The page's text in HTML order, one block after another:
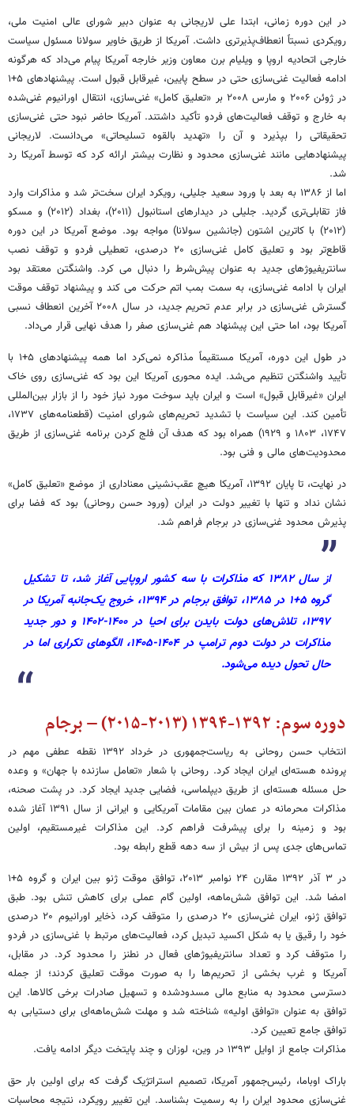
در این دوره زمانی، ابتدا علی لاریجانی به عنوان دبیر شورای عالی امنیت ملی،
رویکردی نسبتاً انعطاف‌پذیرتری داشت. آمریکا از طریق خاویر سولانا مسئول سیاست
خارجی اتحادیه اروپا و ویلیام برن معاون وزیر خارجه آمریکا پیام می‌داد که هرگونه
ادامه فعالیت غنی‌سازی حتی در سطح پایین، غیرقابل قبول است. پیشنهادهای ۵+۱
در ژوئن ۲۰۰۶ و مارس ۲۰۰۸ بر «تعلیق کامل» غنی‌سازی، انتقال اورانیوم غنی‌شده
به خارج و توقف فعالیت‌های فردو تأکید داشتند. آمریکا حاضر نبود حتی غنی‌سازی
تحقیقاتی را بپذیرد و آن را «تهدید بالقوه تسلیحاتی» می‌دانست. لاریجانی
پیشنهادهایی مانند غنی‌سازی محدود و نظارت بیشتر ارائه کرد که توسط آمریکا رد
شد.
اما از ۱۳۸۶ به بعد با ورود سعید جلیلی، رویکرد ایران سخت‌تر شد و مذاکرات وارد
فاز تقابلی‌تری گردید. جلیلی در دیدارهای استانبول (۲۰۱۱)، بغداد (۲۰۱۲) و مسکو
(۲۰۱۲) با کاترین اشتون (جانشین سولانا) مواجه بود. موضع آمریکا در این دوره
قاطع‌تر بود و تعلیق کامل غنی‌سازی ۲۰ درصدی، تعطیلی فردو و توقف نصب
سانتریفیوژهای جدید به عنوان پیش‌شرط را دنبال می کرد. واشنگتن معتقد بود
ایران با ادامه غنی‌سازی، به سمت بمب اتم حرکت می کند و پیشنهاد توقف موقت
گسترش غنی‌سازی در برابر عدم تحریم جدید، در سال ۲۰۰۸ آخرین انعطاف نسبی
آمریکا بود، اما حتی این پیشنهاد هم غنی‌سازی صفر را هدف نهایی قرار می‌داد.
در طول این دوره، آمریکا مستقیماً مذاکره نمی‌کرد اما همه پیشنهادهای ۵+۱ با
تأیید واشنگتن تنظیم می‌شد. ایده محوری آمریکا این بود که غنی‌سازی روی خاک
ایران «غیرقابل قبول» است و ایران باید سوخت مورد نیاز خود را از بازار بین‌المللی
تأمین کند. این سیاست با تشدید تحریم‌های شورای امنیت (قطعنامه‌های ۱۷۳۷،
۱۷۴۷، ۱۸۰۳ و ۱۹۲۹) همراه بود که هدف آن فلج کردن برنامه غنی‌سازی از طریق
محدودیت‌های مالی و فنی بود.
در نهایت، تا پایان ۱۳۹۲، آمریکا هیچ عقب‌نشینی معناداری از موضع «تعلیق کامل»
نشان نداد و تنها با تغییر دولت در ایران (ورود حسن روحانی) بود که فضا برای
پذیرش محدود غنی‌سازی در برجام فراهم شد.
از سال ۱۳۸۲ که مذاکرات با سه کشور اروپایی آغاز شد، تا تشکیل
گروه ۵+۱ در ۱۳۸۵، توافق برجام در ۱۳۹۴، خروج یک‌جانبه آمریکا در
۱۳۹۷، تلاش‌های دولت بایدن برای احیا در ۱۴۰۰-۱۴۰۲ و دور جدید
مذاکرات در دولت دوم ترامپ در ۱۴۰۴-۱۴۰۵، الگوهای تکراری اما در
حال تحول دیده می‌شود.
دوره سوم: ۱۳۹۲-۱۳۹۴ (۲۰۱۳-۲۰۱۵) – برجام
انتخاب حسن روحانی به ریاست‌جمهوری در خرداد ۱۳۹۲ نقطه عطفی مهم در
پرونده هسته‌ای ایران ایجاد کرد. روحانی با شعار «تعامل سازنده با جهان» و وعده
حل مسئله هسته‌ای از طریق دیپلماسی، فضایی جدید ایجاد کرد. در پشت صحنه،
مذاکرات محرمانه در عمان بین مقامات آمریکایی و ایرانی از سال ۱۳۹۱ آغاز شده
بود و زمینه را برای پیشرفت فراهم کرد. این مذاکرات غیرمستقیم، اولین
تماس‌های جدی پس از بیش از سه دهه قطع رابطه بود.
در ۳ آذر ۱۳۹۲ مقارن ۲۴ نوامبر ۲۰۱۳، توافق موقت ژنو بین ایران و گروه ۵+۱
امضا شد. این توافق شش‌ماهه، اولین گام عملی برای کاهش تنش بود. طبق
توافق ژنو، ایران غنی‌سازی ۲۰ درصدی را متوقف کرد، ذخایر اورانیوم ۲۰ درصدی
خود را رقیق یا به شکل اکسید تبدیل کرد، فعالیت‌های مرتبط با غنی‌سازی در فردو
را متوقف کرد و تعداد سانتریفیوژهای فعال در نطنز را محدود کرد. در مقابل،
آمریکا و غرب بخشی از تحریم‌ها را به صورت موقت تعلیق کردند؛ از جمله
دسترسی محدود به منابع مالی مسدودشده و تسهیل صادرات برخی کالاها. این
توافق به عنوان «توافق اولیه» شناخته شد و مهلت شش‌ماهه‌ای برای دستیابی به
توافق جامع تعیین کرد.
مذاکرات جامع از اوایل ۱۳۹۳ در وین، لوزان و چند پایتخت دیگر ادامه یافت.
باراک اوباما، رئیس‌جمهور آمریکا، تصمیم استراتژیک گرفت که برای اولین بار حق
غنی‌سازی محدود ایران را به رسمیت بشناسد. این تغییر رویکرد، نتیجه محاسبات